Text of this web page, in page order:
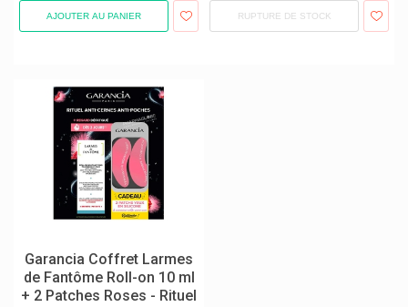
AJOUTER AU PANIER RUPTURE DE STOCK
Garancia Coffret Larmes
de Fantôme Roll-on 10 ml
+ 2 Patches Roses - Rituel